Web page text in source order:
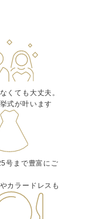
くても大丈夫。
式が叶います
号まで豊富にご
カラードレスも